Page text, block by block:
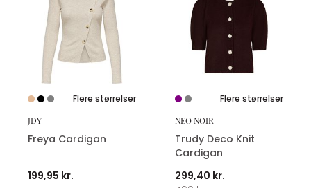
Flere størrelser
JDY
Freya Cardigan
199,95 kr.
Flere størrelser
NEO NOIR
Trudy Deco Knit
Cardigan
299,40 kr.